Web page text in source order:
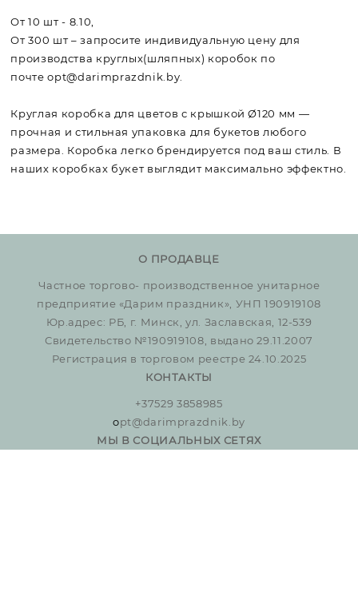
От 10 шт - 8.10,
От 300 шт – запросите индивидуальную цену для
производства круглых(шляпных) коробок по
почтеopt@darimprazdnik.by
Круглая коробка для цветов с крышкой Ø120 мм —
прочная и стильная упаковка для букетов любого
размера. Коробка легко брендируется под ваш стиль. В
наших коробках букет выглядит максимально эффектно.
О ПРОДАВЦЕ
Частное торгово- производственное унитарное
предприятие «Дарим праздник», УНП 190919108
Юр.адрес: РБ, г. Минск, ул. Заславская, 12-539
Свидетельство №190919108, выдано 29.11.2007
Регистрация в торговом реестре 24.10.2025
КОНТАКТЫ
+37529 3858985
opt@darimprazdnik.by
МЫ В СОЦИАЛЬНЫХ СЕТЯХ